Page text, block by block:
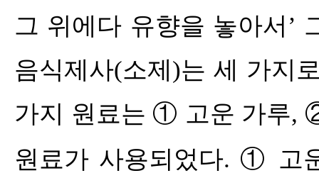
그 위에다 유향을 놓아서 ’
음식제사(소제)는 세 가지
가지 원료는 ① 고운 가루,
원료가 사용되었다. ① 고